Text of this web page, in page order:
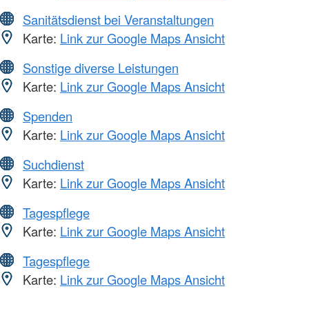
Sanitätsdienst bei Veranstaltungen
Karte: Link zur Google Maps Ansicht
Sonstige diverse Leistungen
Karte: Link zur Google Maps Ansicht
Spenden
Karte: Link zur Google Maps Ansicht
Suchdienst
Karte: Link zur Google Maps Ansicht
Tagespflege
Karte: Link zur Google Maps Ansicht
Tagespflege
Karte: Link zur Google Maps Ansicht